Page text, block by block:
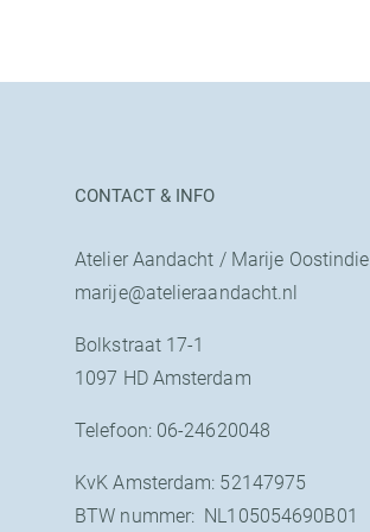
CONTACT & INFO
Atelier Aandacht / Marije Oostindie
marije@atelieraandacht.nl
Bolkstraat 17-1
1097 HD Amsterdam
Telefoon: 06-24620048
KvK Amsterdam: 52147975
BTW nummer: NL105054690B01